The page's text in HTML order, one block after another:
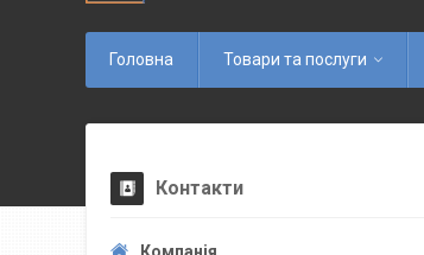
Головна Товари та послуги
Контакти